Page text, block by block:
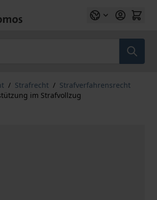
/ Strafrecht / Strafverfahrensrecht
im Strafvollzug